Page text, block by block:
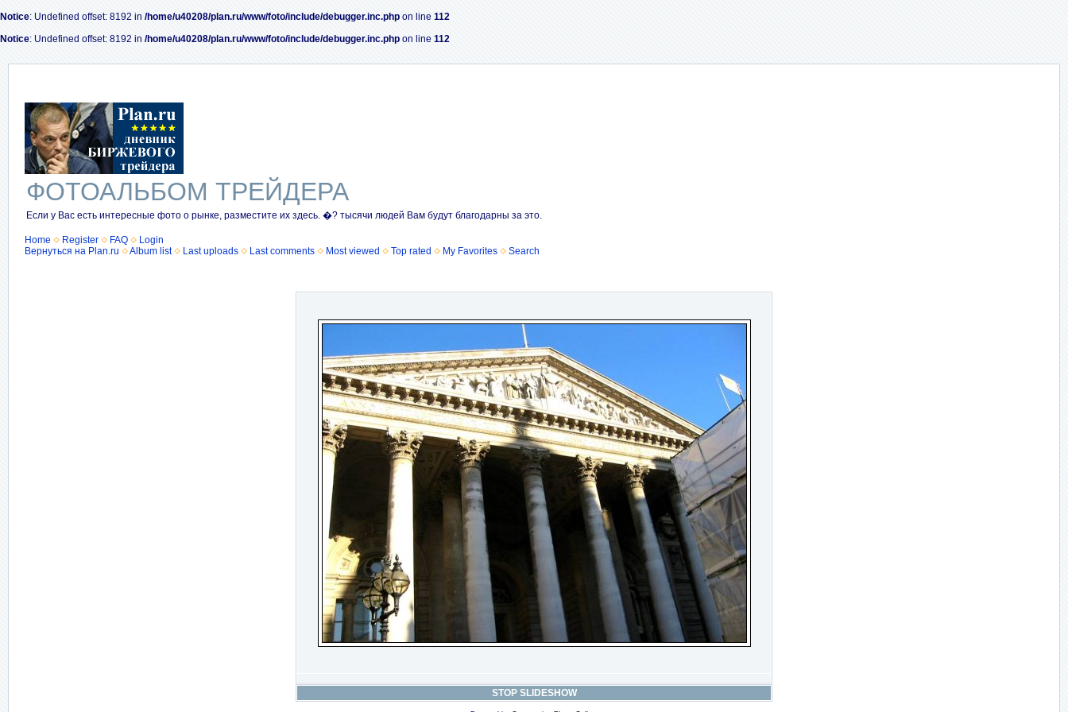
Notice: Undefined offset: 8192 in /home/u40208/plan.ru/www/foto/include/debugger.inc.php on line 112
Notice: Undefined offset: 8192 in /home/u40208/plan.ru/www/foto/include/debugger.inc.php on line 112
ФОТОАЛЬБОМ ТРЕЙДЕРА
Если у Вас есть интересные фото о рынке, разместите их здесь. �? тысячи людей Вам будут благодарны за это.
Home Register FAQ
Login
Вернуться на Plan.ru
Album list Last uploads Last comments Most viewed Top rated My Favorites Search
STOP SLIDESHOW